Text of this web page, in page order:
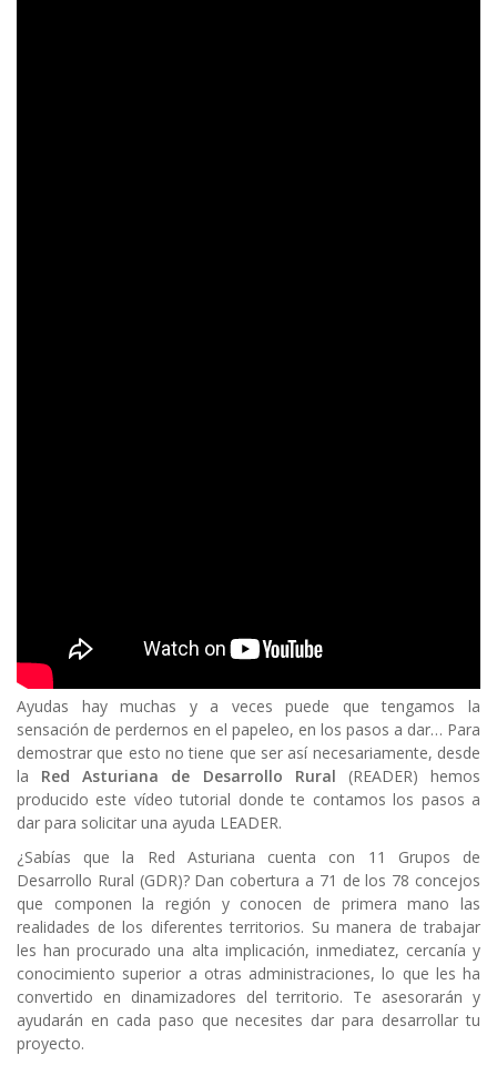
Body
Ayudas hay muchas y a veces puede que tengamos la
sensación de perdernos en el papeleo, en los pasos a dar… Para
demostrar que esto no tiene que ser así necesariamente, desde
la Red Asturiana de Desarrollo Rural (READER) hemos
producido este vídeo tutorial donde te contamos los pasos a
dar para solicitar una ayuda LEADER.
¿Sabías que la Red Asturiana cuenta con 11 Grupos de
Desarrollo Rural (GDR)? Dan cobertura a 71 de los 78 concejos
que componen la región y conocen de primera mano las
realidades de los diferentes territorios. Su manera de trabajar
les han procurado una alta implicación, inmediatez, cercanía y
conocimiento superior a otras administraciones, lo que les ha
convertido en dinamizadores del territorio. Te asesorarán y
ayudarán en cada paso que necesites dar para desarrollar tu
proyecto.